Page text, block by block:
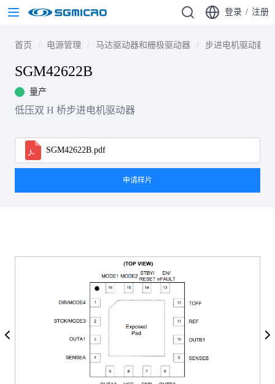
登录 / 注册
首页 电源管理 马达驱动器和栅极驱动器 步进电机驱动器
SGM42622B
量产
低压双 H 桥步进电机驱动器
SGM42622B.pdf
申请样片